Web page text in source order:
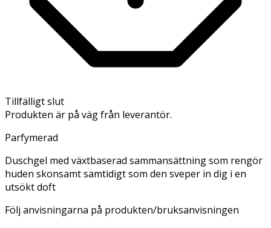
Tillfälligt slut
Produkten är på väg från leverantör.
Parfymerad
Duschgel med växtbaserad sammansättning som rengör
huden skonsamt samtidigt som den sveper in dig i en
utsökt doft
Följ anvisningarna på produkten/bruksanvisningen